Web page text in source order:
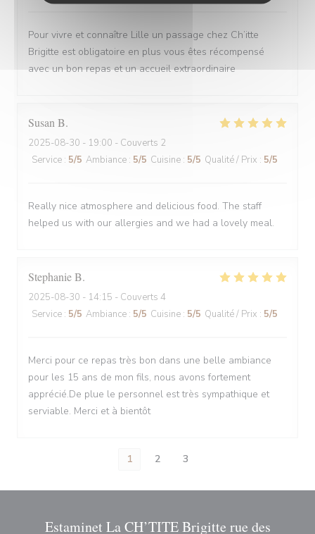
Pour vivre et connaître Lille un passage chez Ch’itte
Brigitte est obligatoire en plus vous êtes récompensé
avec un bon repas et un accueil extraordinaire
Susan B
2025-08-30 - 19:00 - Couverts 2
Service : 5/5 Ambiance : 5/5 Cuisine : 5/5 Qualité / Prix : 5/5
Really nice atmosphere and delicious food. The staff
helped us with our allergies and we had a lovely meal.
StephanieB
2025-08-30 - 14:15 - Couverts 4
Service : 5/5 Ambiance : 5/5 Cuisine : 5/5 Qualité / Prix : 5/5
Merci pour ce repas très bon dans une belle ambiance
pour les 15 ans de mon fils, nous avons fortement
apprécié.De plue le personnel est très sympathique et
serviable. Merci et à bientôt
1 2 3
Estaminet La CH’TITE Brigitte rue des